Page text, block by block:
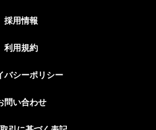
採用情報
利用規約
バシーポリシー
問い合わせ